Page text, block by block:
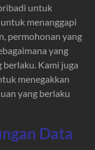
untuk
menanggapi
permohonan yang
yang
Kami juga
menegakkan
yang berlaku
Data